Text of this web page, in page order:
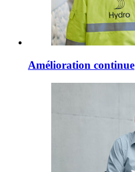
Amélioration continue